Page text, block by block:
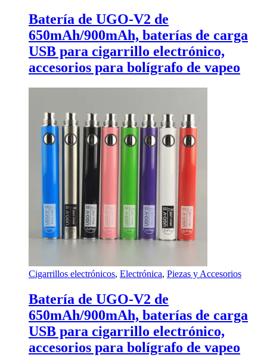
Batería de UGO-V2 de
650mAh/900mAh, baterías de carga
USB para cigarrillo electrónico,
accesorios para bolígrafo de vapeo
Cigarrillos electrónicos, Electrónica, Piezas y Accesorios
Batería de UGO-V2 de
650mAh/900mAh, baterías de carga
USB para cigarrillo electrónico,
accesorios para bolígrafo de vapeo